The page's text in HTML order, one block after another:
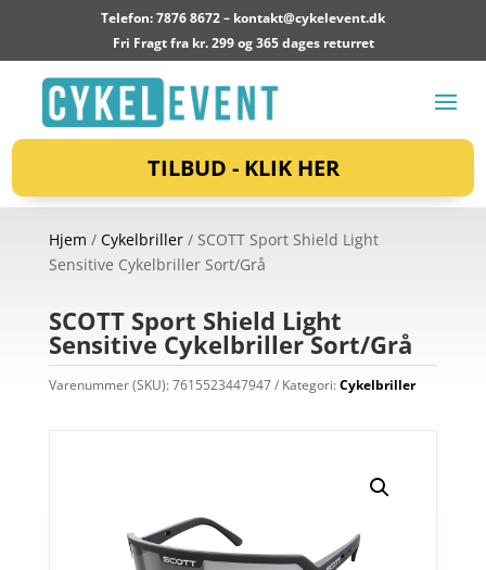
Telefon: 7876 8672 – kontakt@cykelevent.dk
Fri Fragt fra kr. 299 og 365 dages returret
TILBUD - KLIK HER
Hjem / Cykelbriller/ SCOTT Sport Shield Light
Sensitive Cykelbriller Sort/Grå
SCOTT Sport Shield Light
Sensitive Cykelbriller Sort/Grå
Varenummer (SKU):7615523447947 Kategori:Cykelbriller